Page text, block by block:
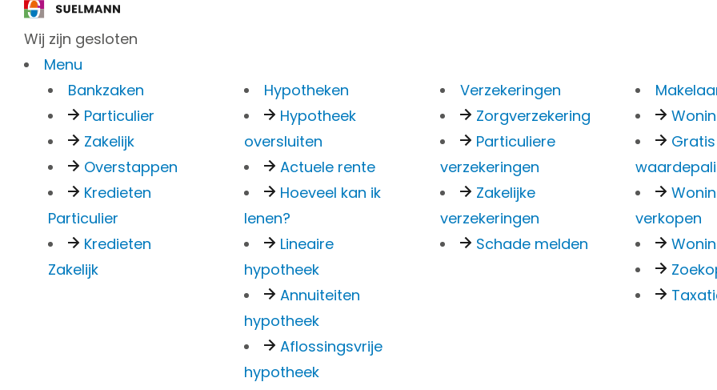
Wij zijn gesloten
Menu
Bankzaken
Particulier
Zakelijk
Overstappen
Kredieten
Particulier
Kredieten
Zakelijk
Hypotheken
Hypotheek
oversluiten
Actuele rente
Hoeveel kan ik
lenen?
Lineaire
hypotheek
Annuiteiten
hypotheek
Aflossingsvrije
hypotheek
Verzekeringen
Zorgverzekering
Particuliere
verzekeringen
Zakelijke
verzekeringen
Schade melden
Gratis
verkopen
5 redenen om
gratis
waardebepaling